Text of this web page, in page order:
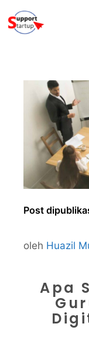
Post
oleh Huazil
Apa